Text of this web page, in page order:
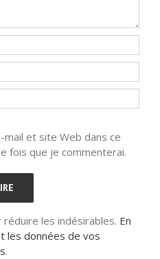
et site Web dans ce
fois que je commenterai.
les indésirables. En
les données de vos
.